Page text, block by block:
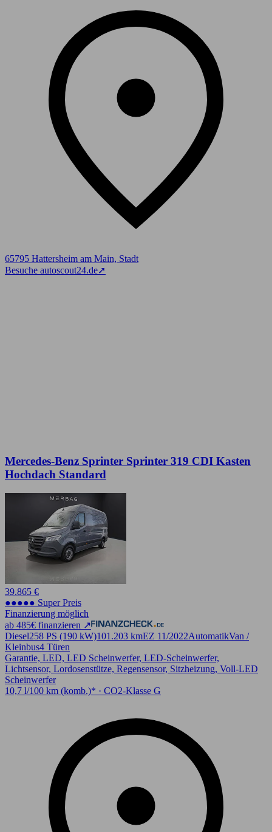
65795 Hattersheim am Main, Stadt
Besuche autoscout24.de➚
Mercedes-Benz Sprinter Sprinter 319 CDI Kasten
Hochdach Standard
39.865 €
●●●●● Super Preis
Finanzierung möglich
ab 485€ finanzieren ↗
Diesel258 PS (190 kW)101.203 kmEZ 11/2022AutomatikVan /
Kleinbus4 Türen
Garantie, LED, LED Scheinwerfer, LED-Scheinwerfer,
Lichtsensor, Lordosenstütze, Regensensor, Sitzheizung, Voll-LED
Scheinwerfer
10,7 l/100 km (komb.)* · CO2-Klasse G